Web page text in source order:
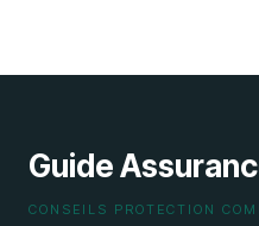
Guide
CONSEILS PROTECTION